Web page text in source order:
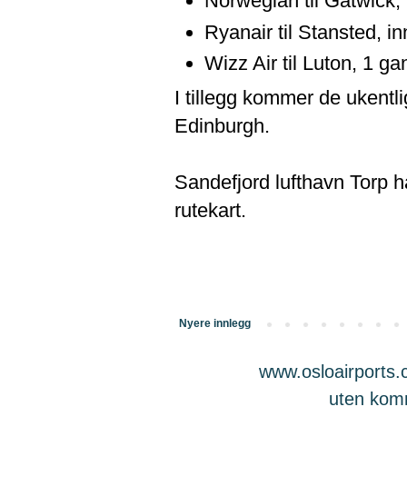
Ryanair til Stansted,
Wizz Air til Luton, 1
I tillegg kommer de
Edinburgh.
Sandefjord lufthavn Torp
rutekart.
Nyere innlegg
uten